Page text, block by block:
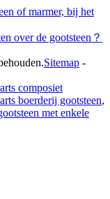
of marmer, bij het
over de gootsteen？
Sitemap -
composiet
boerderij gootsteen,
met enkele